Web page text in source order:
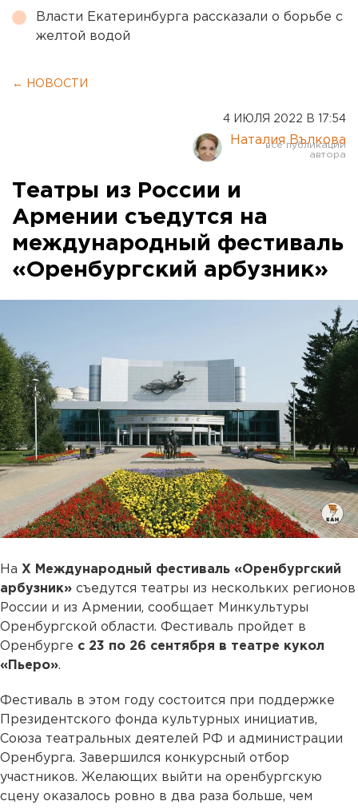
Власти Екатеринбурга рассказали о борьбе с
желтой водой
← НОВОСТИ
4 ИЮЛЯ 2022 В 17:54
Наталия Вълкова
Театры из России и
Армении съедутся на
международный фестиваль
«Оренбургский арбузник»
На X Международный фестиваль «Оренбургский
арбузник» съедутся театры из нескольких регионов
России и из Армении, сообщает Минкультуры
Оренбургской области. Фестиваль пройдет в
Оренбурге с 23 по 26 сентября в театре кукол
«Пьеро».
Фестиваль в этом году состоится при поддержке
Президентского фонда культурных инициатив,
Союза театральных деятелей РФ и администрации
Оренбурга. Завершился конкурсный отбор
участников. Желающих выйти на оренбургскую
сцену оказалось ровно в два раза больше, чем